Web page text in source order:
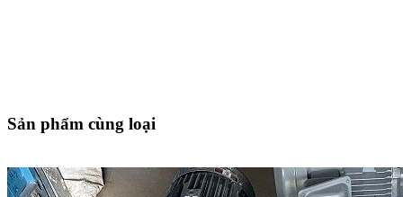
Sản phẩm cùng loại